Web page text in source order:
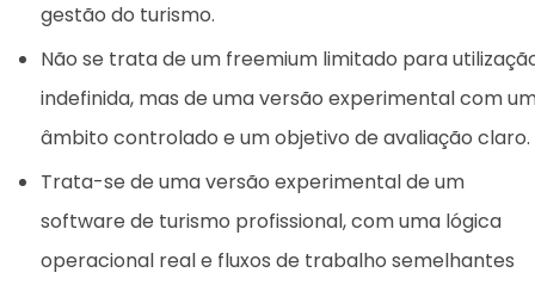
gestão do turismo.
Não se trata de um freemium limitado para
indefinida, mas de uma versão experimental com
âmbito controlado e um objetivo de avaliação claro.
Trata-se de uma versão experimental de um
software de turismo profissional, com uma lógica
operacional real e fluxos de trabalho semelhantes